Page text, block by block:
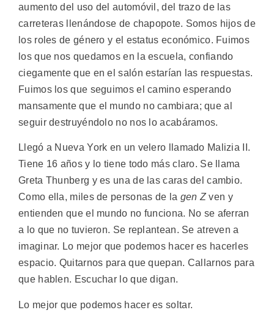
aumento del uso del automóvil, del trazo de las
carreteras llenándose de chapopote. Somos hijos de
los roles de género y el estatus económico. Fuimos
los que nos quedamos en la escuela, confiando
ciegamente que en el salón estarían las respuestas.
Fuimos los que seguimos el camino esperando
mansamente que el mundo no cambiara; que al
seguir destruyéndolo no nos lo acabáramos.
Llegó a Nueva York en un velero llamado Malizia II.
Tiene 16 años y lo tiene todo más claro. Se llama
Greta Thunberg y es una de las caras del cambio.
Como ella, miles de personas de la gen Z ven y
entienden que el mundo no funciona. No se aferran
a lo que no tuvieron. Se replantean. Se atreven a
imaginar. Lo mejor que podemos hacer es hacerles
espacio. Quitarnos para que quepan. Callarnos para
que hablen. Escuchar lo que digan.
Lo mejor que podemos hacer es soltar.